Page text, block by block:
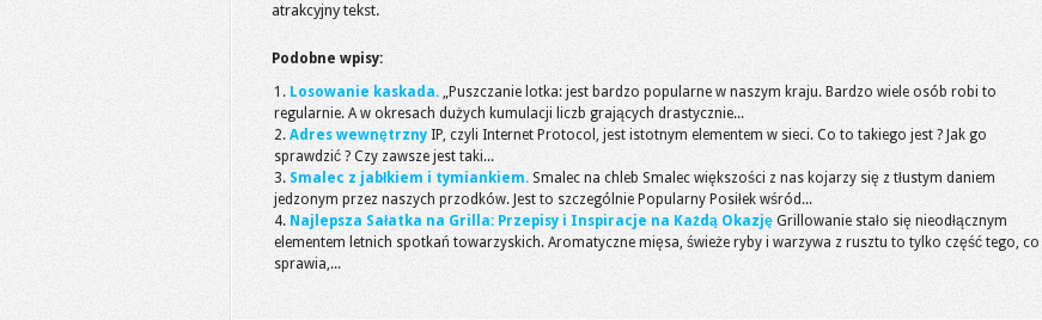
atrakcyjny tekst.
Podobne wpisy:
Losowanie kaskada. „Puszczanie lotka: jest bardzo popularne w naszym kraju. Bardzo wiele osób robi to
regularnie. A w okresach dużych kumulacji liczb grających drastycznie...
Adres wewnętrzny IP, czyli Internet Protocol, jest istotnym elementem w sieci. Co to takiego jest ? Jak go
sprawdzić ? Czy zawsze jest taki...
Smalec z jabłkiem i tymiankiem. Smalec na chleb Smalec większości z nas kojarzy się z tłustym daniem
jedzonym przez naszych przodków. Jest to szczególnie Popularny Posiłek wśród...
Najlepsza Sałatka na Grilla: Przepisy i Inspiracje na Każdą Okazję Grillowanie stało się nieodłącznym
elementem letnich spotkań towarzyskich. Aromatyczne mięsa, świeże ryby i warzywa z rusztu to tylko część tego, co
sprawia,...